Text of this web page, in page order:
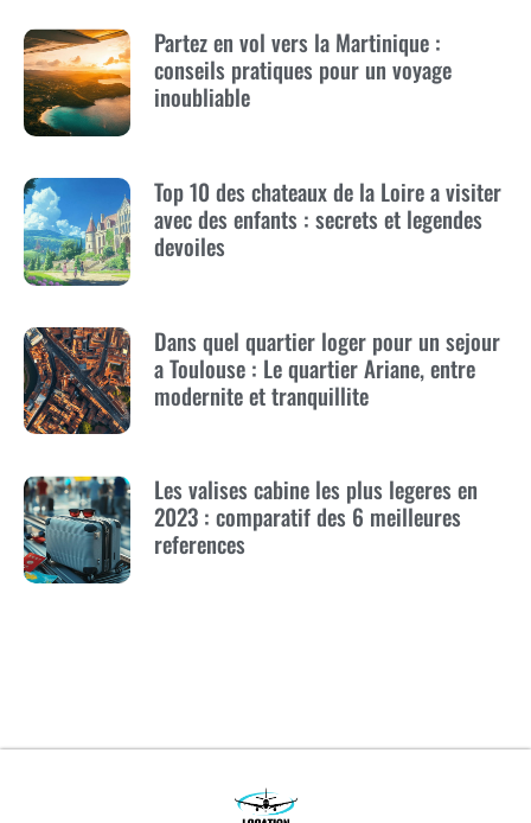
Partez en vol vers la Martinique :
conseils pratiques pour un voyage
inoubliable
Top 10 des chateaux de la Loire a visiter
avec des enfants : secrets et legendes
devoiles
Dans quel quartier loger pour un sejour
a Toulouse : Le quartier Ariane, entre
modernite et tranquillite
Les valises cabine les plus legeres en
2023 : comparatif des 6 meilleures
references